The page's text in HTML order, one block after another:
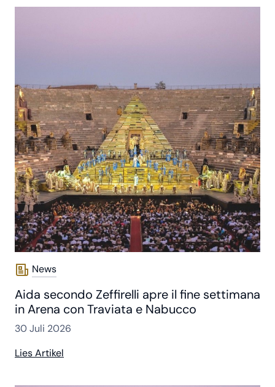
News
Aida secondo Zeffirelli apre il fine settimana
in Arena con Traviata e Nabucco
30 Juli 2026
Lies Artikel